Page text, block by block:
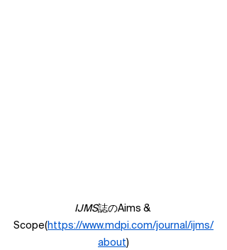
IJMS誌のAims &
Scope( https://www.mdpi.com/journal/ijms/
about)